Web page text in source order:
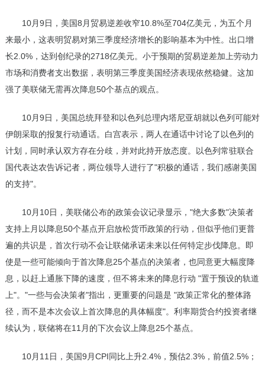
10月9日，美国8月贸易逆差收窄10.8%至704亿美元，为五个月
来最小，这表明贸易对第三季度经济增长的影响基本为中性。出口增
长2.0%，达到创纪录的2718亿美元。小于预期的贸易逆差加上劳动力
市场和消费者支出数据，表明第三季度美国经济表现依然稳健。这加
强了美联储无需再次降息50个基点的观点。
10月9日，美国总统拜登和以色列总理内塔尼亚胡就以色列可能对
伊朗采取的报复行动通话。白宫表示，两人在通话中讨论了以色列的
计划，同时承认双方存在分歧，并对此持开放态度。以色列常驻联合
国代表达农告诉记者，两位领导人进行了"积极的通话，我们感谢美国
的支持"。
10月10日，美联储公布的政策会议记录显示，"绝大多数"决策者
支持上月以降息50个基点开启放松货币政策的行动，但似乎他们更普
遍的共识是，首次行动不会让联储承诺未来以任何特定步伐降息。即
使是一些可能倾向于首次降息25个基点的决策者，也同意更大幅度降
息，以赶上通胀下降的速度，但不将未来的降息行动 "置于预设的轨道
上"。"一些与会决策者"指出，更重要的问题是 "政策正常化的整体路
径，而不是本次会议上首次降息的具体幅度"。利率期货合约投资者继
续认为，联储将在11月的下次会议上降息25个基点。
10月11日，美国9月CPI同比上升2.4%，预估2.3%，前值2.5%；